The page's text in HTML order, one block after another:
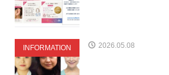
INFORMATION 2026.05.08